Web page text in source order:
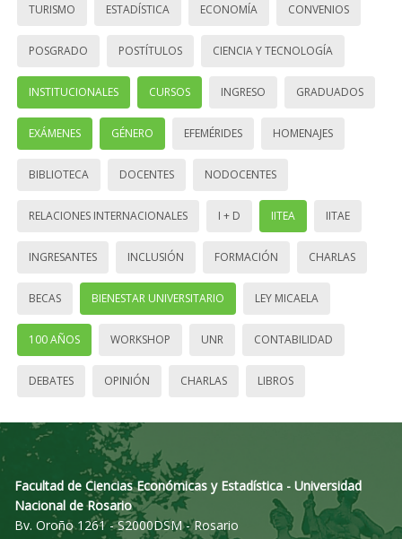
TURISMO ESTADÍSTICA ECONOMÍA CONVENIOS
POSGRADO POSTÍTULOS CIENCIA Y TECNOLOGÍA
INSTITUCIONALES CURSOS INGRESO GRADUADOS
EXÁMENES GÉNERO EFEMÉRIDES HOMENAJES
BIBLIOTECA DOCENTES NODOCENTES
RELACIONES INTERNACIONALES I + D IITEA IITAE
INGRESANTES INCLUSIÓN FORMACIÓN CHARLAS
BECAS BIENESTAR UNIVERSITARIO LEY MICAELA
100 AÑOS WORKSHOP UNR CONTABILIDAD
DEBATES OPINIÓN CHARLAS LIBROS
Facultad de Ciencias Económicas y Estadística - Universidad
Nacional de Rosario
Bv. Oroño 1261 - S2000DSM - Rosario